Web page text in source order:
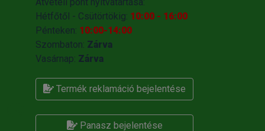
Hétfőtől - Csütörtökig: 10:00 - 16:00
Pénteken: 10:00-14:00
Szombaton: Zárva
Vasárnap: Zárva
Termék reklamáció bejelentése
Panasz bejelentése